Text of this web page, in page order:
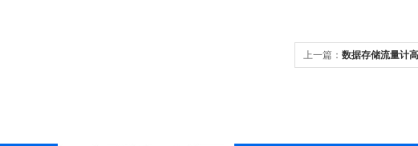
上一篇： 数据存储流量计